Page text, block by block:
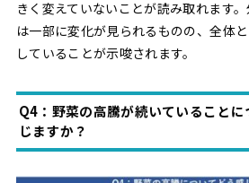
きく変えていないことが読み取れます
は一部に変化が見られるものの、全体
していることが示唆されます。
Q4：野菜の高騰が続いていること
じますか？